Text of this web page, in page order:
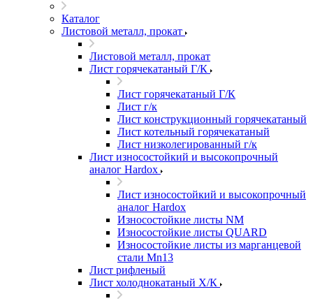
Каталог
Листовой металл, прокат
Листовой металл, прокат
Лист горячекатаный Г/К
Лист горячекатаный Г/К
Лист г/к
Лист конструкционный горячекатаный
Лист котельный горячекатаный
Лист низколегированный г/к
Лист износостойкий и высокопрочный
аналог Hardox
Лист износостойкий и высокопрочный
аналог Hardox
Износостойкие листы NM
Износостойкие листы QUARD
Износостойкие листы из марганцевой
стали Mn13
Лист рифленый
Лист холоднокатаный Х/К